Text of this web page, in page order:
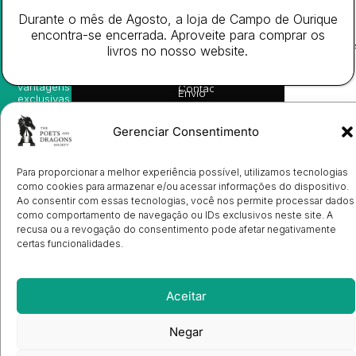
Gerenciar Consentimento
Para proporcionar a melhor experiência possível, utilizamos tecnologias
como cookies para armazenar e/ou acessar informações do dispositivo.
Ao consentir com essas tecnologias, você nos permite processar dados
como comportamento de navegação ou IDs exclusivos neste site. A
recusa ou a revogação do consentimento pode afetar negativamente
certas funcionalidades.
Aceitar
Negar
Eventos
Prémio
Ulysses
Contactos
Envio
de
Candidatura
de
de
Livrarias
Cookies
(EU)
sugestões
de
leitura,
vantagens
exclusivas
avisos
diretamente
no seu
Subscrever
os
direitos
Durante o mês de Agosto, a loja de Campo de Ourique
encontra-se encerrada. Aproveite para comprar os
livros no nosso website.